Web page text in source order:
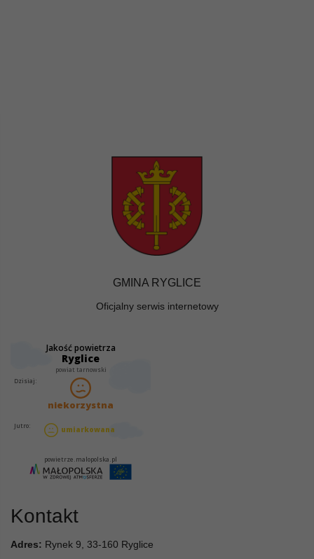
GMINA RYGLICE
Oficjalny serwis internetowy
Kontakt
Adres: Rynek 9, 33-160 Ryglice